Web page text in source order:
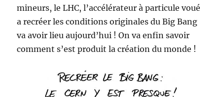
mineurs, le LHC, l’accélérateur à particule voué
a recréer les conditions originales du Big Bang
va avoir lieu aujourd’hui ! On va enfin savoir
comment s’est produit la création du monde !